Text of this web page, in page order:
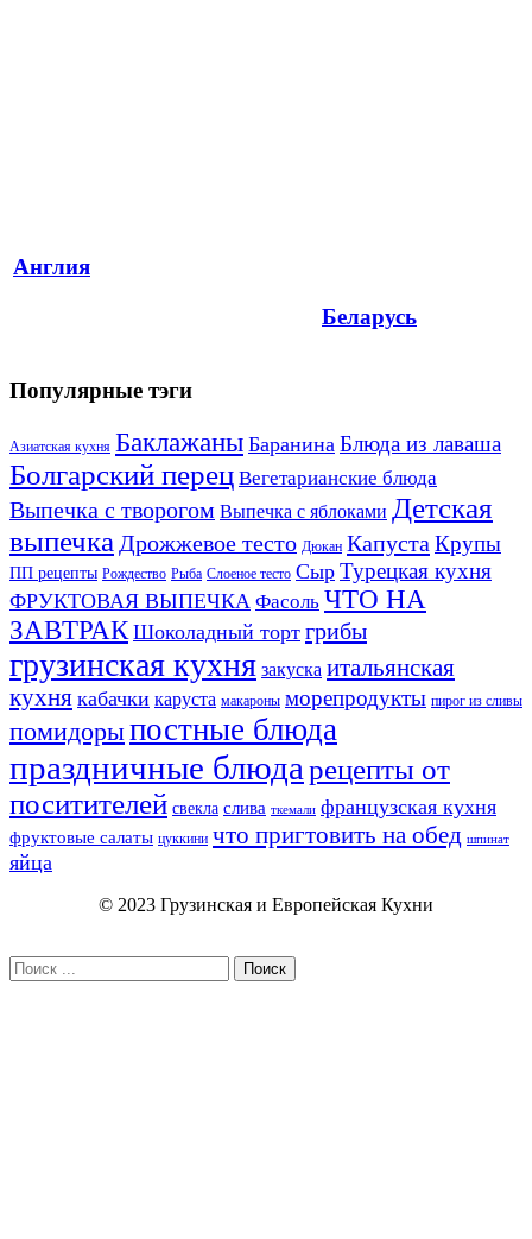
Англия
Беларусь
Популярные тэги
Азиатская кухня Баклажаны Баранина Блюда из лаваша
Болгарский перец Вегетарианские блюда
Выпечка с творогом Выпечка с яблоками Детская
выпечка Дрожжевое тесто Дюкан Капуста Крупы
ПП рецепты Рождество Рыба Слоеное тесто Сыр Турецкая кухня
ФРУКТОВАЯ ВЫПЕЧКА Фасоль ЧТО НА
ЗАВТРАК Шоколадный торт грибы
грузинская кухня закуска итальянская
кухня кабачки каруста макароны морепродукты пирог из сливы
помидорыпостные блюда
праздничные блюда рецепты от
поситителей свекла слива ткемали французская кухня
фруктовые салаты цуккини что пригтовить на обед шпинат
яйца
© 2023 Грузинская и Европейская Кухни